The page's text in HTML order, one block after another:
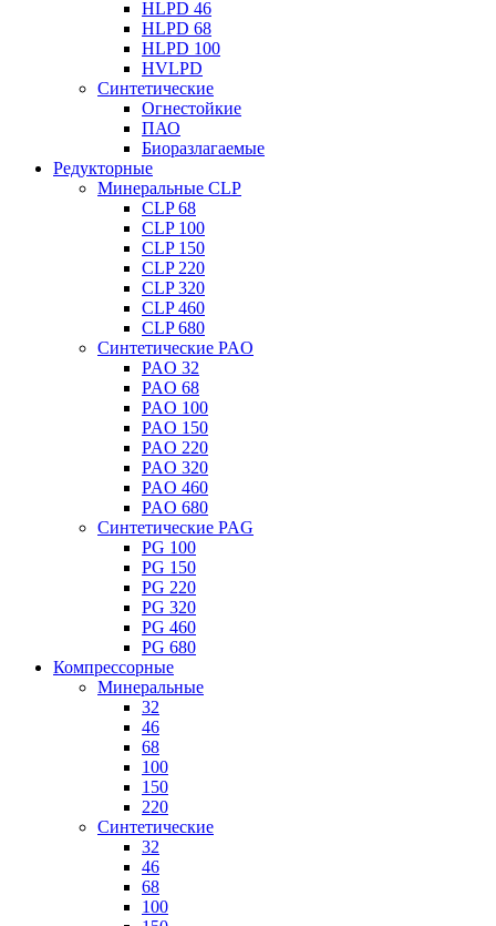
HLPD 46
HLPD 68
HLPD 100
HVLPD
Синтетические
Огнестойкие
ПАО
Биоразлагаемые
Редукторные
Минеральные CLP
CLP 68
CLP 100
CLP 150
CLP 220
CLP 320
CLP 460
CLP 680
Синтетические PAO
PAO 32
PAO 68
PAO 100
PAO 150
PAO 220
PAO 320
PAO 460
PAO 680
Синтетические PAG
PG 100
PG 150
PG 220
PG 320
PG 460
PG 680
Компрессорные
Минеральные
32
46
68
100
150
220
Синтетические
32
46
68
100